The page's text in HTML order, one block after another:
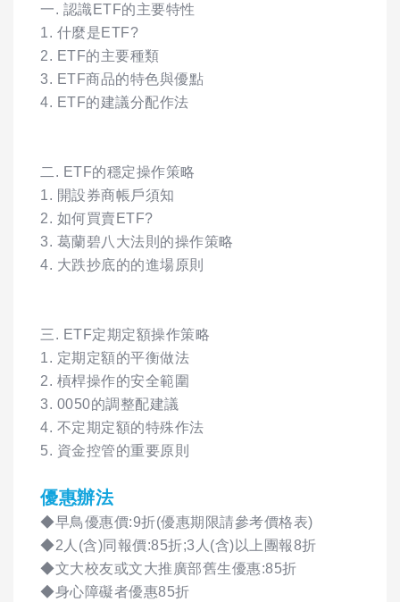
一. 認識ETF的主要特性
1. 什麼是ETF?
2. ETF的主要種類
3. ETF商品的特色與優點
4. ETF的建議分配作法
二. ETF的穩定操作策略
1. 開設券商帳戶須知
2. 如何買賣ETF?
3. 葛蘭碧八大法則的操作策略
4. 大跌抄底的的進場原則
三. ETF定期定額操作策略
1. 定期定額的平衡做法
2. 槓桿操作的安全範圍
3. 0050的調整配建議
4. 不定期定額的特殊作法
5. 資金控管的重要原則
優惠辦法
◆早鳥優惠價:9折(優惠期限請參考價格表)
◆2人(含)同報價:85折;3人(含)以上團報8折
◆文大校友或文大推廣部舊生優惠:85折
◆身心障礙者優惠85折